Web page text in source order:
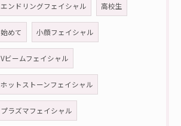
エンドリングフェイシャル 高校生
始めて 小顔フェイシャル
Vビームフェイシャル
ホットストーンフェイシャル
プラズマフェイシャル